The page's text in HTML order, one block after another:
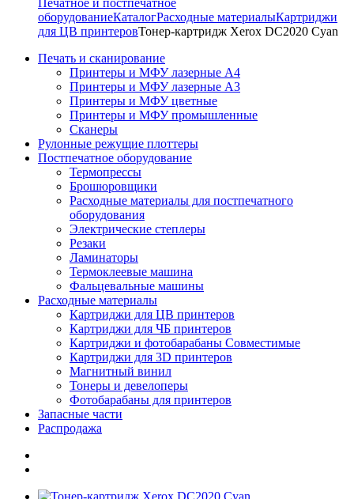
оборудованиеКаталогРасходные материалыКартриджи
для ЦВ принтеровТонер-картридж Xerox DC2020 Cyan
Печать и сканирование
Принтеры и МФУ лазерные А4
Принтеры и МФУ лазерные А3
Принтеры и МФУ цветные
Принтеры и МФУ промышленные
Сканеры
Рулонные режущие плоттеры
Постпечатное оборудование
Термопрессы
Брошюровщики
Расходные материалы для постпечатного
оборудования
Электрические степлеры
Резаки
Ламинаторы
Термоклеевые машина
Фальцевальные машины
Расходные материалы
Картриджи для ЦВ принтеров
Картриджи для ЧБ принтеров
Картриджи и фотобарабаны Совместимые
Картриджи для 3D принтеров
Магнитный винил
Тонеры и девелоперы
Фотобарабаны для принтеров
Запасные части
Распродажа